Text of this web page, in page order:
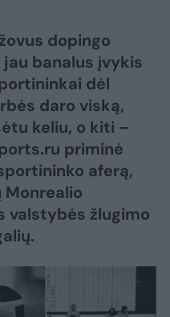
dopingo
banalus įvykis
dėl
daro viską,
keliu, o kiti –
priminė
aferą,
valstybės žlugimo